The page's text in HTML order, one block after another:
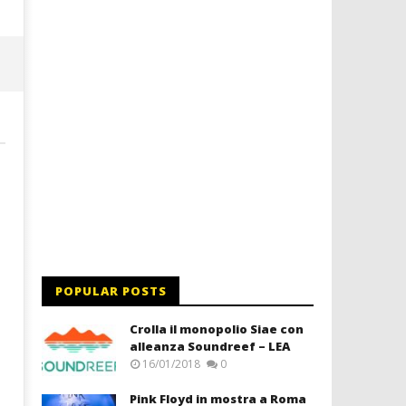
POPULAR POSTS
Crolla il monopolio Siae con
alleanza Soundreef – LEA
16/01/2018 0
Pink Floyd in mostra a Roma